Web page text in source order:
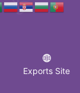
Exports Site